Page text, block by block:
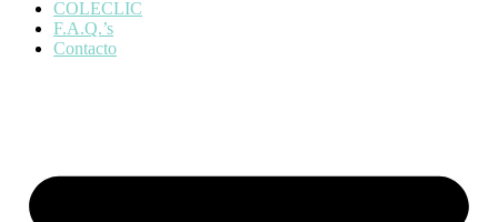
COLECLIC
F.A.Q.’s
Contacto